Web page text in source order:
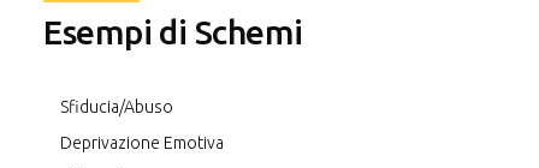
Esempi di Schemi
Sfiducia/Abuso
Deprivazione Emotiva